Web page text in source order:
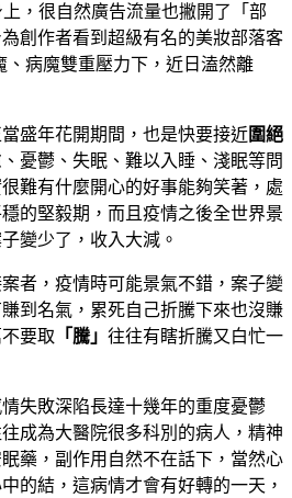
，很自然廣告流量也撇開了「部
創作者看到超級有名的美妝部落客
、病魔雙重壓力下，近日溘然離
盛年花開期間，也是快要接近圍絕
憂鬱、失眠、難以入睡、淺眠等問
難有什麼開心的好事能夠笑著，處
的堅毅期，而且疫情之後全世界景
變少了，收入大減。
者，疫情時可能景氣不錯，案子變
到名氣，累死自己折騰下來也沒賺
要取 「騰」 往往有瞎折騰又白忙一
失敗深陷長達十幾年的重度憂鬱
成為大醫院很多科別的病人，精神
藥，副作用自然不在話下，當然心
的結，這病情才會有好轉的一天，